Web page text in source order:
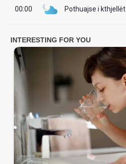
00:00 Pothuajse i kthjellët